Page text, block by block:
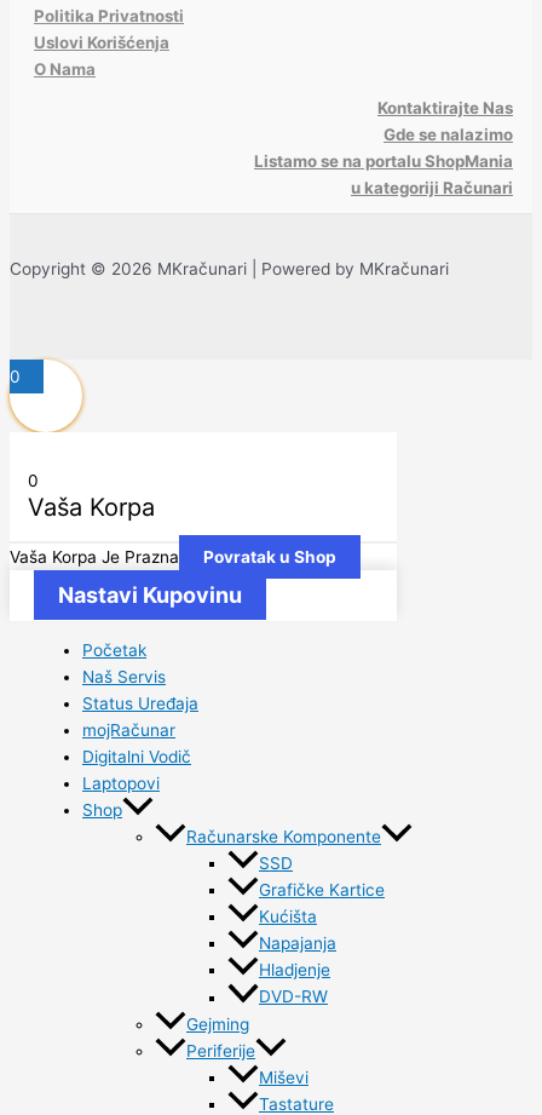
Politika Privatnosti
Uslovi Korišćenja
O Nama
Kontaktirajte Nas
Gde se nalazimo
Listamo se na portalu ShopMania
u kategoriji Računari
Copyright © 2026 MKračunari | Powered by MKračunari
0
0
Vaša Korpa
Vaša Korpa Je Prazna Povratak u Shop
Nastavi Kupovinu
Početak
Naš Servis
Status Uređaja
mojRačunar
Digitalni Vodič
Laptopovi
Shop
Računarske Komponente
SSD
Grafičke Kartice
Kućišta
Napajanja
Hladjenje
DVD-RW
Gejming
Periferije
Miševi
Tastature